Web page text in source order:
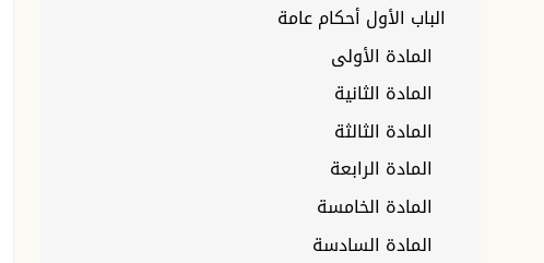
الباب الأول أحكام عامة
المادة الأولى
المادة الثانية
المادة الثالثة
المادة الرابعة
المادة الخامسة
المادة السادسة